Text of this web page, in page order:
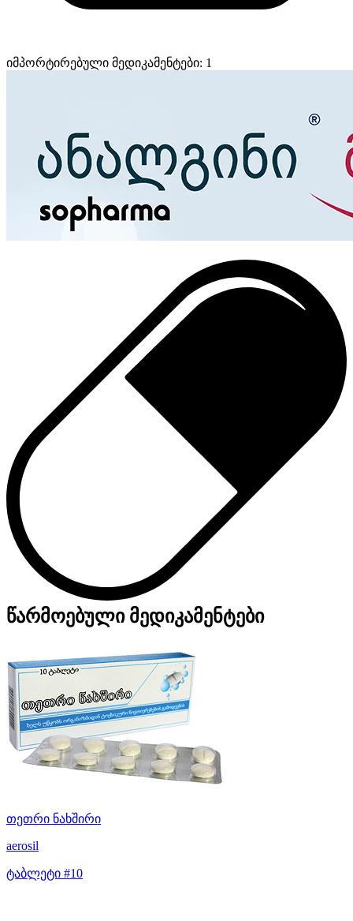
იმპორტირებული მედიკამენტები: 1
წარმოებული მედიკამენტები
თეთრი ნახშირი
aerosil
ტაბლეტი #10